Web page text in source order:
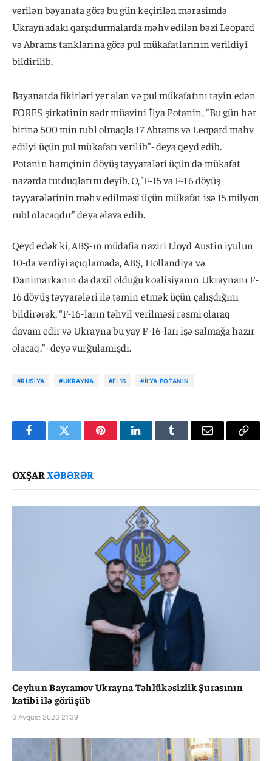
verilən bəyanata görə bu gün keçirilən mərasimdə
Ukraynadakı qarşıdurmalarda məhv edilən bəzi Leopard
və Abrams tanklarına görə pul mükafatlarının verildiyi
bildirilib.
Bəyanatda fikirləri yer alan və pul mükafatını təyin edən
FORES şirkətinin sədr müavini İlya Potanin, "Bu gün hər
birinə 500 min rubl olmaqla 17 Abrams və Leopard məhv
edilyi üçün pul mükafatı verilib"- deyə qeyd edib.
Potanin həmçinin döyüş təyyarələri üçün də mükafat
nəzərdə tutduqlarını deyib. O,"F-15 və F-16 döyüş
təyyarələrinin məhv edilməsi üçün mükafat isə 15 milyon
rubl olacaqdır" deyə əlavə edib.
Qeyd edək ki, ABŞ-ın müdafiə naziri Lloyd Austin iyulun
10-da verdiyi açıqlamada, ABŞ, Hollandiya və
Danimarkanın da daxil olduğu koalisiyanın Ukraynanı F-
16 döyüş təyyarələri ilə təmin etmək üçün çalışdığını
bildirərək, “F-16-ların təhvil verilməsi rəsmi olaraq
davam edir və Ukrayna bu yay F-16-ları işə salmağa hazır
olacaq."- deyə vurğulamışdı.
#RUSIYA #UKRAYNA #F-16 #İLYA POTANIN
FacebookTwitter PinterestLinkedInTumblr Email
Copy
OXŞARXƏBƏRƏR
Ceyhun Bayramov Ukrayna Təhlükəsizlik Şurasının
katibi ilə görüşüb
6 Avqust 2026 21:39